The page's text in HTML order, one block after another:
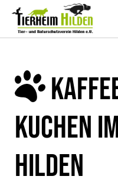
KUCHEN
HILDEN